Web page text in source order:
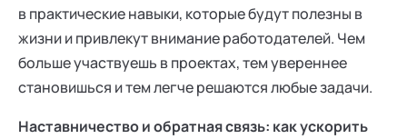
в практические навыки, которые будут полезны в
жизни и привлекут внимание работодателей. Чем
больше участвуешь в проектах, тем увереннее
становишься и тем легче решаются любые задачи.
Наставничество и обратная связь: как ускорить